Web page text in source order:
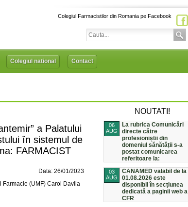
Colegiul Farmacistilor din Romania pe Facebook
Colegiul national Contact
a Palatului
în sistemul de
FARMACIST
Data: 26/01/2023
Farmacie (UMF) Carol Davila
NOUTATI!
06
AUG
La rubrica Comunicări
directe către
profesioniștii din
domeniul sănătății s-a
postat comunicarea
referitoare la:
03
AUG
CANAMED valabil de la
01.08.2026 este
disponibil în secțiunea
dedicată a paginii web a
CFR